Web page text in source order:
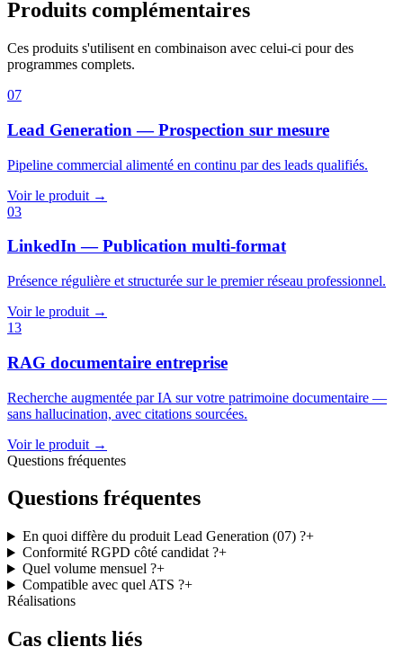
Produits complémentaires
Ces produits s'utilisent en combinaison avec celui-ci pour des
programmes complets.
07
Lead Generation — Prospection sur mesure
Pipeline commercial alimenté en continu par des leads qualifiés.
Voir le produit →
03
LinkedIn — Publication multi-format
Présence régulière et structurée sur le premier réseau professionnel.
Voir le produit →
13
RAG documentaire entreprise
Recherche augmentée par IA sur votre patrimoine documentaire —
sans hallucination, avec citations sourcées.
Voir le produit →
Questions fréquentes
Questions fréquentes
En quoi diffère du produit Lead Generation (07) ?+
Conformité RGPD côté candidat ?+
Quel volume mensuel ?+
Compatible avec quel ATS ?+
Réalisations
Cas clients liés